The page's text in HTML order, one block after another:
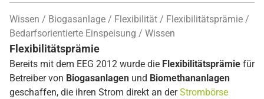
Wissen Biogasanlage Flexibilität
Flexibilitätsprämie
Bedarfsorientierte Einspeisung
Wissen
Flexibilitätsprämie
Bereits mit dem EEG 2012 wurde die Flexibilitätsprämie für
Betreiber von Biogasanlagen und Biomethananlagen
geschaffen, die ihren Strom direkt an derStrombörse